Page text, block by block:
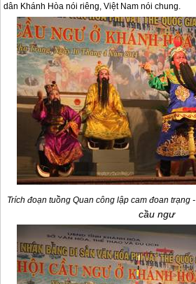
dân Khánh Hòa nói riêng, Việt Nam nói chung.
Trích đoạn tuồng Quan công lập cam đoan trạng -
cầu ngư